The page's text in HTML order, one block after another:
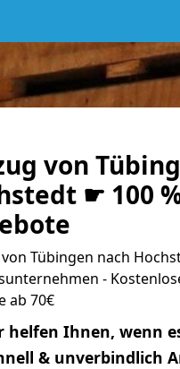
von
☛ 100
Tübingen nach
-
ab 70€
helfen Ihnen, wenn
& unverbindlich